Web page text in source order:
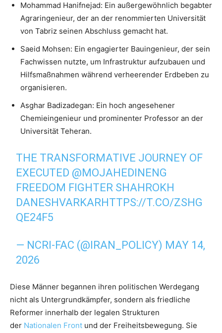
Mohammad Hanifnejad: Ein außergewöhnlich begabter
Agraringenieur, der an der renommierten Universität
von Tabriz seinen Abschluss gemacht hat.
Saeid Mohsen: Ein engagierter Bauingenieur, der sein
Fachwissen nutzte, um Infrastruktur aufzubauen und
Hilfsmaßnahmen während verheerender Erdbeben zu
organisieren.
Asghar Badizadegan: Ein hoch angesehener
Chemieingenieur und prominenter Professor an der
Universität Teheran.
THE TRANSFORMATIVE JOURNEY OF
EXECUTED @MOJAHEDINENG
FREEDOM FIGHTER SHAHROKH
DANESHVARKARHTTPS://T.CO/ZSHG
QE24F5
— NCRI-FAC (@IRAN_POLICY) MAY 14,
2026
Diese Männer begannen ihren politischen Werdegang
nicht als Untergrundkämpfer, sondern als friedliche
Reformer innerhalb der legalen Strukturen
der Nationalen Front und der Freiheitsbewegung. Sie